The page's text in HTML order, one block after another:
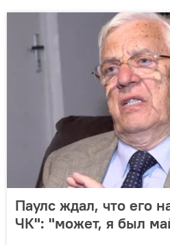
Паулс ждал, что его
ЧК": "может, я был